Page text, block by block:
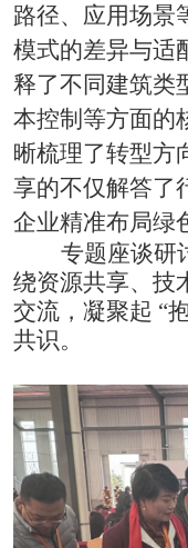
路径、应用场景
模式的差异与适
释了不同建筑类
本控制等方面的
晰梳理了转型方
享的不仅解答了
企业精准布局绿
专题座谈研
绕资源共享、技
交流，凝聚起 “
共识。